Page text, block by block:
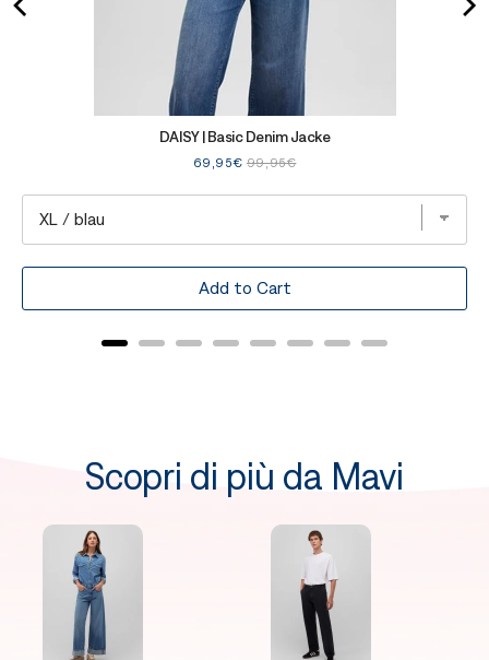
DAISY | Basic Denim Jacke
Sale
69,95€ Original
99,95€
Add to Cart
Scopri di più da Mavi